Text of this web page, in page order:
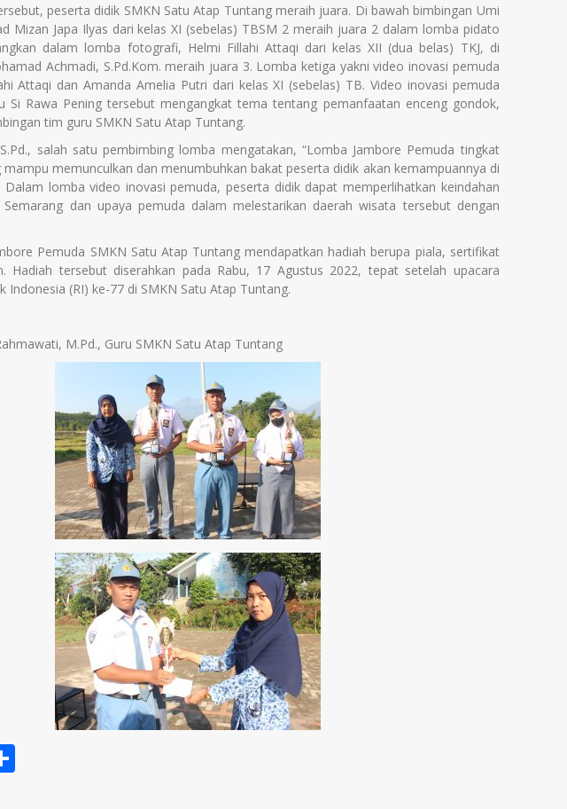
peserta didik SMKN Satu Atap Tuntang meraih juara. Di bawah bimbingan Umi
Mizan Japa Ilyas dari kelas XI (sebelas) TBSM 2 meraih juara 2 dalam lomba pidato
dalam lomba fotografi, Helmi Fillahi Attaqi dari kelas XII (dua belas) TKJ, di
Achmadi, S.Pd.Kom. meraih juara 3. Lomba ketiga yakni video inovasi pemuda
Attaqi dan Amanda Amelia Putri dari kelas XI (sebelas) TB. Video inovasi pemuda
Si Rawa Pening tersebut mengangkat tema tentang pemanfaatan enceng gondok,
tim guru SMKN Satu Atap Tuntang.
salah satu pembimbing lomba mengatakan, “Lomba Jambore Pemuda tingkat
mampu memunculkan dan menumbuhkan bakat peserta didik akan kemampuannya di
Dalam lomba video inovasi pemuda, peserta didik dapat memperlihatkan keindahan
dan upaya pemuda dalam melestarikan daerah wisata tersebut dengan
Pemuda SMKN Satu Atap Tuntang mendapatkan hadiah berupa piala, sertifikat
Hadiah tersebut diserahkan pada Rabu, 17 Agustus 2022, tepat setelah upacara
Indonesia (RI) ke-77 di SMKN Satu Atap Tuntang.
M.Pd., Guru SMKN Satu Atap Tuntang